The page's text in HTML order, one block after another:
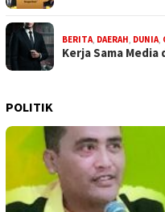
BERITA, DAERAH, DUNIA,
Kerja Sama
POLITIK